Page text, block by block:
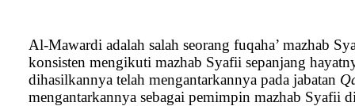
Al-Mawardi adalah salah seorang fuqaha’ mazhab
konsisten mengikuti mazhab Syafii sepanjang
dihasilkannya telah mengantarkannya pada jabatan
mengantarkannya sebagai pemimpin mazhab Syafii